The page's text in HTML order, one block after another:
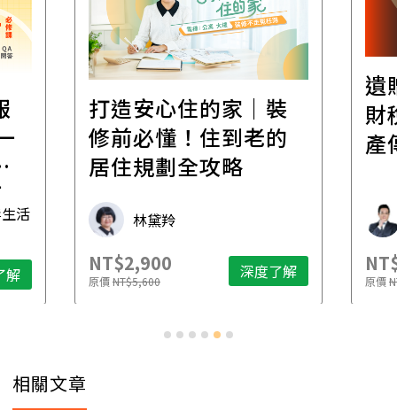
活
解
打造安心住的家｜裝
修前必懂！住到老的
居住規劃全攻略
林黛羚
NT$2,900
原價NT$5,600 深度了解
遺
財
產
原價
相關文章